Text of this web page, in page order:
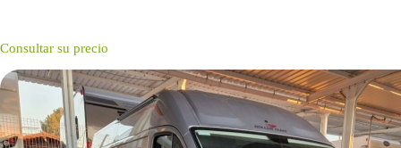
Consultar su precio